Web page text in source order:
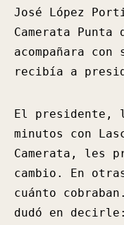
José López
Camerata
acompañara
recibía a
El presidente,
minutos con
Camerata, les
cambio. En
cuánto
dudó en